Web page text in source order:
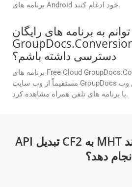
برنامه های Android خود ادغام کنند.
به برنامه های رایگان
دسترسی داشته باشم؟
برنامه های Free Cloud GroupDocs.Conversion را می توان
مستقیماً از وب سایت GroupDocs یا از طریق وب GroupDocs
یا برنامه های تلفن همراه مشاهده کرد.
API تبدیل CF2 به MHT چه کاری می تواند
دهد؟